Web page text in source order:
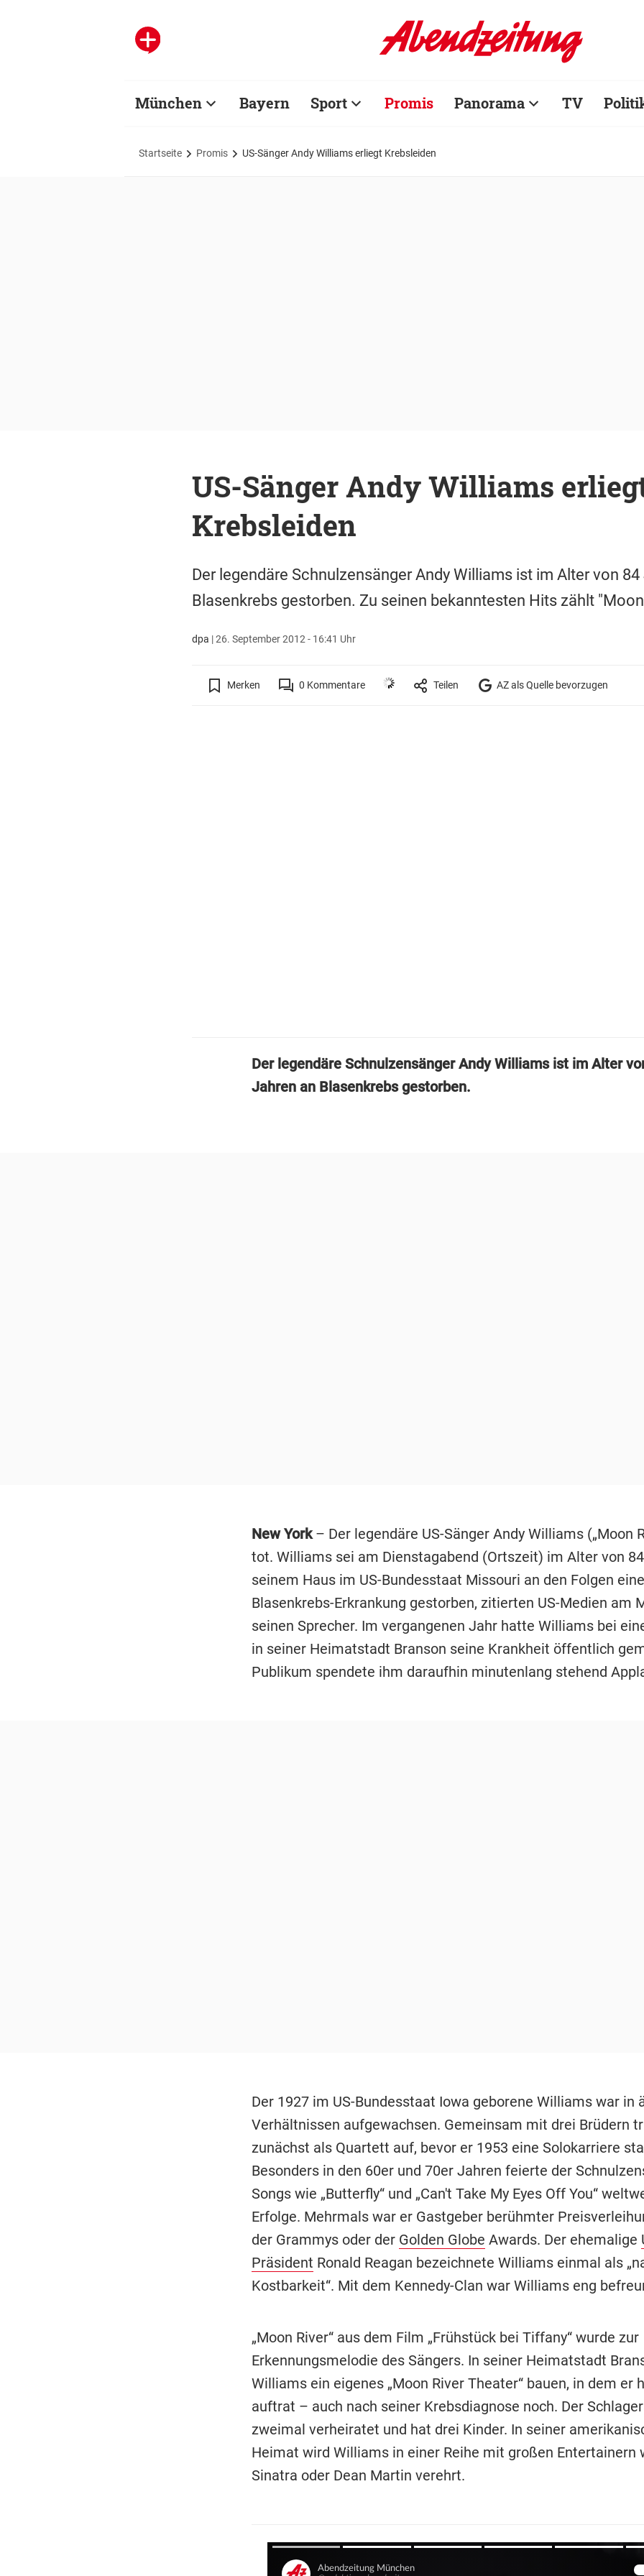
München Bayern Sport Promis Panorama TV
Startseite Promis US-Sänger Andy Williams erliegt Krebsleiden
US-Sänger Andy Williams
Krebsleiden
Der legendäre Schnulzensänger Andy Williams ist im Alter von
Blasenkrebs gestorben. Zu seinen bekanntesten Hits zählt
dpa |26. September 2012 - 16:41 Uhr
Merken 0 Kommentare Teilen AZ als Quelle bevorzugen
Der legendäre Schnulzensänger Andy Williams ist im Alter
Jahren an Blasenkrebs gestorben.
New York– Der legendäre US-Sänger Andy Williams („Moon
tot. Williams sei am Dienstagabend (Ortszeit) im Alter von
seinem Haus im US-Bundesstaat Missouri an den Folgen
Blasenkrebs-Erkrankung gestorben, zitierten US-Medien am
seinen Sprecher. Im vergangenen Jahr hatte Williams bei
in seiner Heimatstadt Branson seine Krankheit öffentlich
Publikum spendete ihm daraufhin minutenlang stehend
Der 1927 im US-Bundesstaat Iowa geborene Williams war in
Verhältnissen aufgewachsen. Gemeinsam mit drei Brüdern
zunächst als Quartett auf, bevor er 1953 eine Solokarriere
Besonders in den 60er und 70er Jahren feierte der
Songs wie „Butterfly“ und „Can't Take My Eyes Off You“
Erfolge. Mehrmals war er Gastgeber berühmter
der Grammys oder der Golden Globe Awards. Der ehemalige
Präsident Ronald Reagan bezeichnete Williams einmal als
Kostbarkeit“. Mit dem Kennedy-Clan war Williams eng
„Moon River“ aus dem Film „Frühstück bei Tiffany“ wurde zur
Erkennungsmelodie des Sängers. In seiner Heimatstadt
Williams ein eigenes „Moon River Theater“ bauen, in dem er
auftrat – auch nach seiner Krebsdiagnose noch. Der
zweimal verheiratet und hat drei Kinder. In seiner
Heimat wird Williams in einer Reihe mit großen Entertainern
Sinatra oder Dean Martin verehrt.